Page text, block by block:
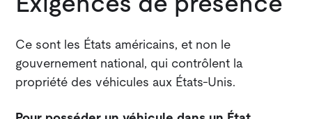
Ce sont les États américains, et non le
gouvernement national, qui contrôlent la
propriété des véhicules aux États-Unis.